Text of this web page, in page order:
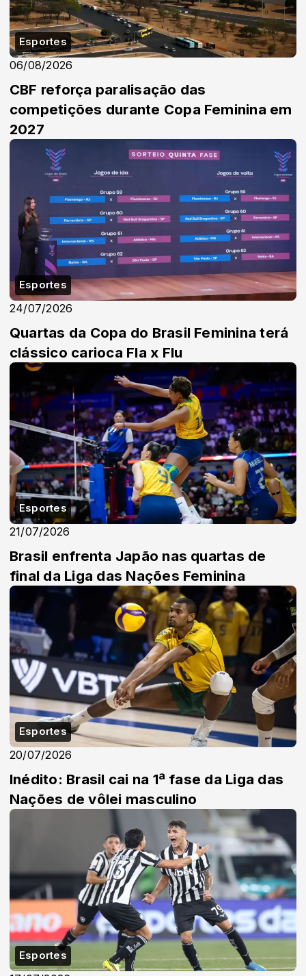
Esportes
06/08/2026
CBF reforça paralisação das
competições durante Copa Feminina em
2027
Esportes
24/07/2026
Quartas da Copa do Brasil Feminina terá
clássico carioca Fla x Flu
Esportes
21/07/2026
Brasil enfrenta Japão nas quartas de
final da Liga das Nações Feminina
Esportes
20/07/2026
Inédito: Brasil cai na 1ª fase da Liga das
Nações de vôlei masculino
Esportes